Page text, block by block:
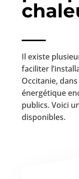
Il existe
faciliter
Occitanie,
énergétique
publics. Voici
disponibles.